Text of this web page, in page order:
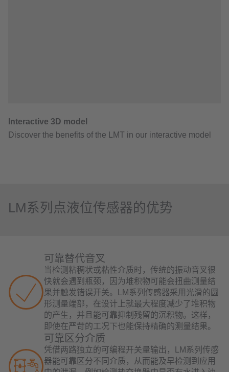
LM系列点液位传感器的优势
可靠替代音叉
当检测粘稠状或粘性介质时，传统的振动音叉很
快就会遇到瓶颈，因为堆积物可能会扭曲测量结
果并触发错误开关。LM系列传感器采用光滑的圆
形测量端部，在设计上就最大程度减少了堆积物
的产生，并且能可靠抑制残留的沉积物。这样，
即使在严苛的工况下也能保持精确的测量结果。
可靠区分介质
凭借两路独立的可编程开关量输出，LM系列传感
器能可靠区分不同介质，从而能及早检测到应用